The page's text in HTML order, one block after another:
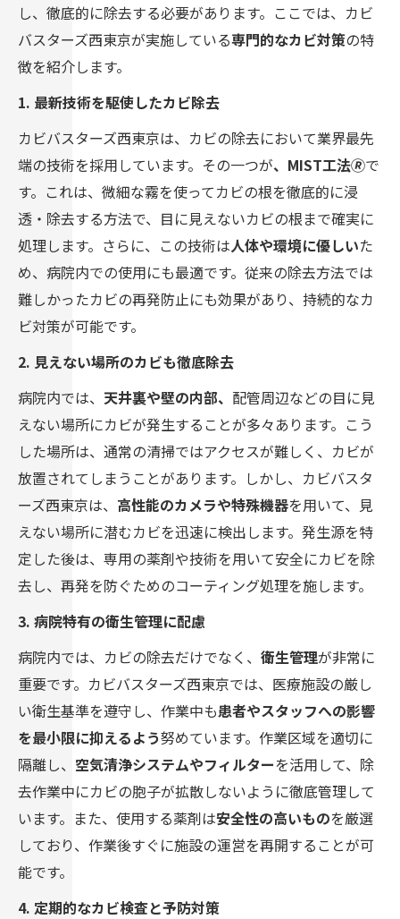
し、徹底的に除去する必要があります。ここでは、カビ
バスターズ西東京が実施している専門的なカビ対策の特
徴を紹介します。
1. 最新技術を駆使したカビ除去
カビバスターズ西東京は、カビの除去において業界最先
端の技術を採用しています。その一つが、MIST工法🄬で
す。これは、微細な霧を使ってカビの根を徹底的に浸
透・除去する方法で、目に見えないカビの根まで確実に
処理します。さらに、この技術は人体や環境に優しいた
め、病院内での使用にも最適です。従来の除去方法では
難しかったカビの再発防止にも効果があり、持続的なカ
ビ対策が可能です。
2. 見えない場所のカビも徹底除去
病院内では、 天井裏や壁の内部、 配管周辺などの目に見
えない場所にカビが発生することが多々あります。こう
した場所は、通常の清掃ではアクセスが難しく、カビが
放置されてしまうことがあります。しかし、カビバスタ
ーズ西東京は、 高性能のカメラや特殊機器を用いて、見
えない場所に潜むカビを迅速に検出します。発生源を特
定した後は、専用の薬剤や技術を用いて安全にカビを除
去し、再発を防ぐためのコーティング処理を施します。
3. 病院特有の衛生管理に配慮
病院内では、カビの除去だけでなく、 衛生管理が非常に
重要です。カビバスターズ西東京では、医療施設の厳し
い衛生基準を遵守し、作業中も患者やスタッフへの影響
を最小限に抑えるよう努めています。作業区域を適切に
隔離し、 空気清浄システムやフィルターを活用して、除
去作業中にカビの胞子が拡散しないように徹底管理して
います。また、使用する薬剤は安全性の高いものを厳選
しており、作業後すぐに施設の運営を再開することが可
能です。
4. 定期的なカビ検査と予防対策